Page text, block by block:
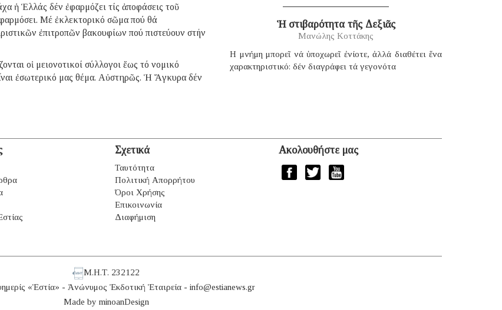
ἡ Ἑλλάς δέν ἐφαρμόζει τίς ἀποφάσεις τοῦ
Μέ ἐκλεκτορικό σῶμα πού θά
ἐπιτροπῶν βακουφίων πού πιστεύουν στήν
οἱ μειονοτικοί σύλλογοι ἕως τό νομικό
ἐσωτερικό μας θέμα. Αὐστηρῶς. Ἡ Ἄγκυρα δέν
Ἡ στιβαρότητα τῆς Δεξιᾶς
Μανώλης Κοττάκης
H μνήμη μπορεῖ νά ὑποχωρεῖ ἐνίοτε, ἀλλά διαθέτει ἕνα
χαρακτηριστικό: δέν διαγράφει τά γεγονότα
Σχετικά
Ταυτότητα
Πολιτική Απορρήτου
Όροι Χρήσης
Επικοινωνία
Διαφήμιση
Ακολουθήστε μας
Μ.Η.Τ. 232122
«Ἑστία» - Ἀνώνυμος Ἐκδοτική Ἑταιρεία - info@estianews.gr
Made by minoanDesign